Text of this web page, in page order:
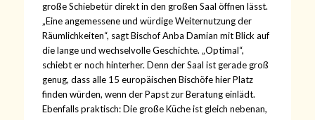
große Schiebetür direkt in den großen Saal öffnen lässt.
„Eine angemessene und würdige Weiternutzung der
Räumlichkeiten“, sagt Bischof Anba Damian mit Blick auf
die lange und wechselvolle Geschichte. „Optimal“,
schiebt er noch hinterher. Denn der Saal ist gerade groß
genug, dass alle 15 europäischen Bischöfe hier Platz
finden würden, wenn der Papst zur Beratung einlädt.
Ebenfalls praktisch: Die große Küche ist gleich nebenan,